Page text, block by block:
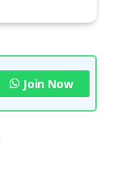
Join Now